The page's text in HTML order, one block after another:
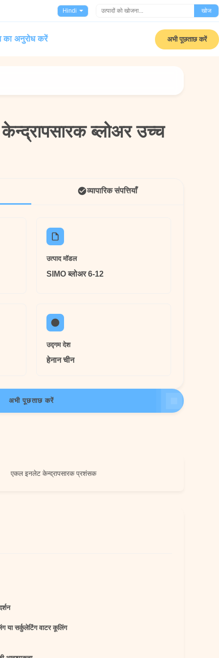
Hindi खोज
का अनुरोध करें अभी पूछताछ करें
ब्लोअर उच्च
ब्लोअर उच्च
व्यापारिक संपत्तियाँ
उत्पाद मॉडल
SIMO ब्लोअर 6-12
उद्गम देश
हेनान चीन
अभी पूछताछ करें
इनलेट केन्द्रापसारक प्रशंसक
या सर्कुलेटिंग वाटर कूलिंग